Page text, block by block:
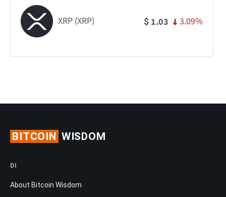
XRP (XRP) $ 1.03 3.09%
BITCOIN WISDOM
DI
About Bitcoin Wisdom